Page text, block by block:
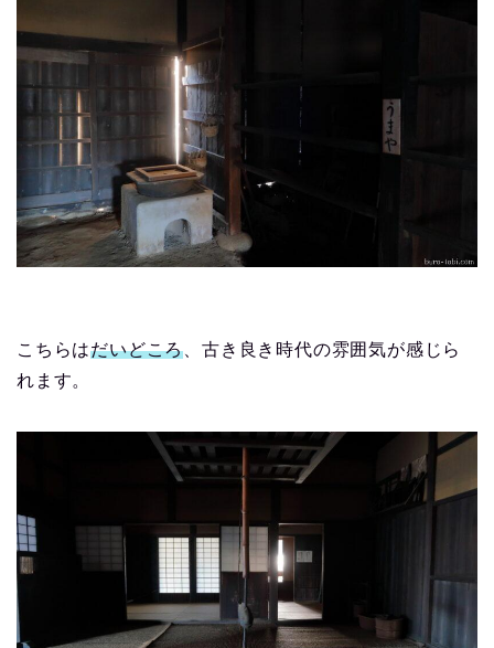
こちらはだいどころ 、古き良き時代の雰囲気が感じら
れます。